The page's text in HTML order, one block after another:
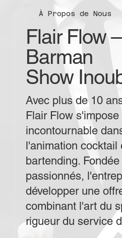
À Propos de Nous
Flair Flow
Barman
Show
Avec plus de 10
Flair Flow
incontournable
l'animation cocktail
bartending.
passionnés,
développer une
combinant l'art du
rigueur du service